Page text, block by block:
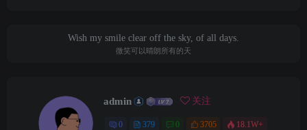
Wish my smile clear off the sky, of all days.
微笑可以晴朗所有的天
admin 关注
0 379 0 3705 18.1W+